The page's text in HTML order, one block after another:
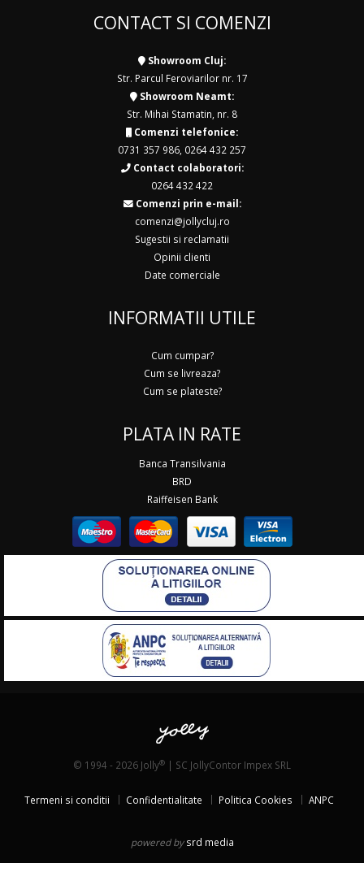
CONTACT SI COMENZI
Showroom Cluj:
Str. Parcul Feroviarilor nr. 17
Showroom Neamt:
Str. Mihai Stamatin, nr. 8
Comenzi telefonice:
0731 357 986 0264 432 257
Contact colaboratori:
0264 432 422
Comenzi prin e-mail:
comenzi@jollycluj.ro
Sugestii si reclamatii
Opinii clienti
Date comerciale
INFORMATII UTILE
Cum cumpar?
Cum se livreaza?
Cum se plateste?
PLATA IN RATE
Banca Transilvania
BRD
Raiffeisen Bank
© 1994 - 2026 Jolly® | SC JollyContor Impex SRL
Termeni si conditii Confidentialitate Politica Cookies ANPC
powered by srd media